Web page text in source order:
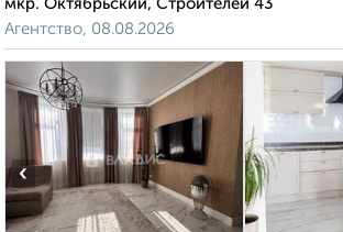
мкр. Октябрьский, Строителей 43
Агентство, 08.08.2026
‹